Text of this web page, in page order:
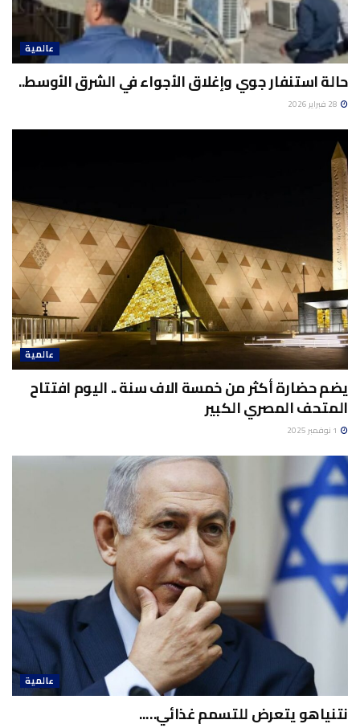
عالمية
حالة استنفار جوي وإغلاق الأجواء في الشرق الأوسط..
عالمية
يضم حضارة أكثر من خمسة الاف سنة .. اليوم افتتاح
المتحف المصري الكبير
عالمية
نتنياهو يتعرض للتسمم غذائي…..